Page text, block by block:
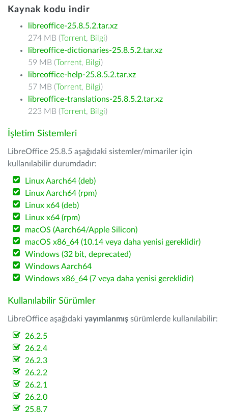
Kaynak kodu indir
libreoffice-25.8.5.2.tar.xz
274 MB (Torrent, Bilgi)
libreoffice-dictionaries-25.8.5.2.tar.xz
59 MB (Torrent, Bilgi)
libreoffice-help-25.8.5.2.tar.xz
57 MB (Torrent, Bilgi)
libreoffice-translations-25.8.5.2.tar.xz
223 MB (Torrent, Bilgi)
İşletim Sistemleri
LibreOffice 25.8.5 aşağıdaki sistemler/mimariler için
kullanılabilir durumdadır:
Linux Aarch64 (deb)
Linux Aarch64 (rpm)
Linux x64 (deb)
Linux x64 (rpm)
macOS (Aarch64/Apple Silicon)
macOS x86_64 (10.14 veya daha yenisi gereklidir)
Windows (32 bit, deprecated)
Windows Aarch64
Windows x86_64 (7 veya daha yenisi gereklidir)
Kullanılabilir Sürümler
LibreOffice aşağıdaki yayımlanmış sürümlerde kullanılabilir:
26.2.5
26.2.4
26.2.3
26.2.2
26.2.1
26.2.0
25.8.7